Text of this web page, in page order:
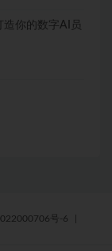
造你的数字AI员
号-6